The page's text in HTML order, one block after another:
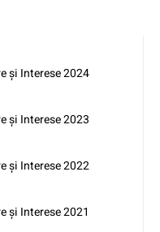
și Interese 2024
și Interese 2023
și Interese 2022
și Interese 2021